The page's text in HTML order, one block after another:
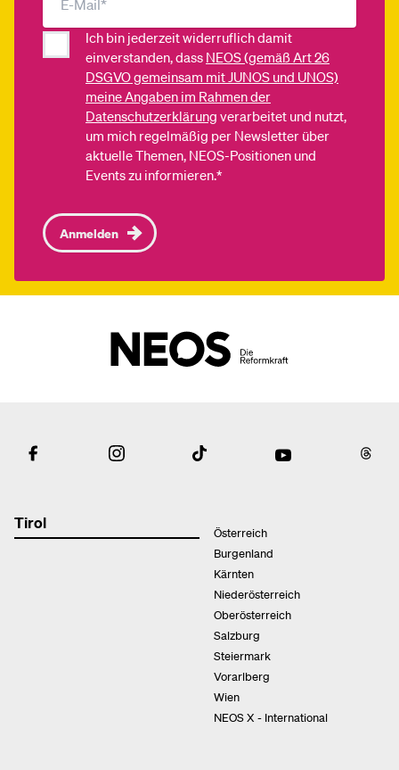
Ich bin jederzeit widerruflich damit
einverstanden, dass NEOS (gemäß Art 26
DSGVO gemeinsam mit JUNOS und UNOS)
meine Angaben im Rahmen der
Datenschutzerklärung verarbeitet und nutzt,
um mich regelmäßig per Newsletter über
aktuelle Themen, NEOS-Positionen und
Events zu informieren.*
Anmelden
Tirol
Österreich
Burgenland
Kärnten
Niederösterreich
Oberösterreich
Salzburg
Steiermark
Vorarlberg
Wien
NEOS X - International